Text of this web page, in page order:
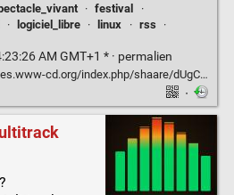
· festival
·
· logiciel_libre · linux · rss
·
AM GMT+1 * · permalien
cd.org/index.php/shaare/dUgCxQ
·